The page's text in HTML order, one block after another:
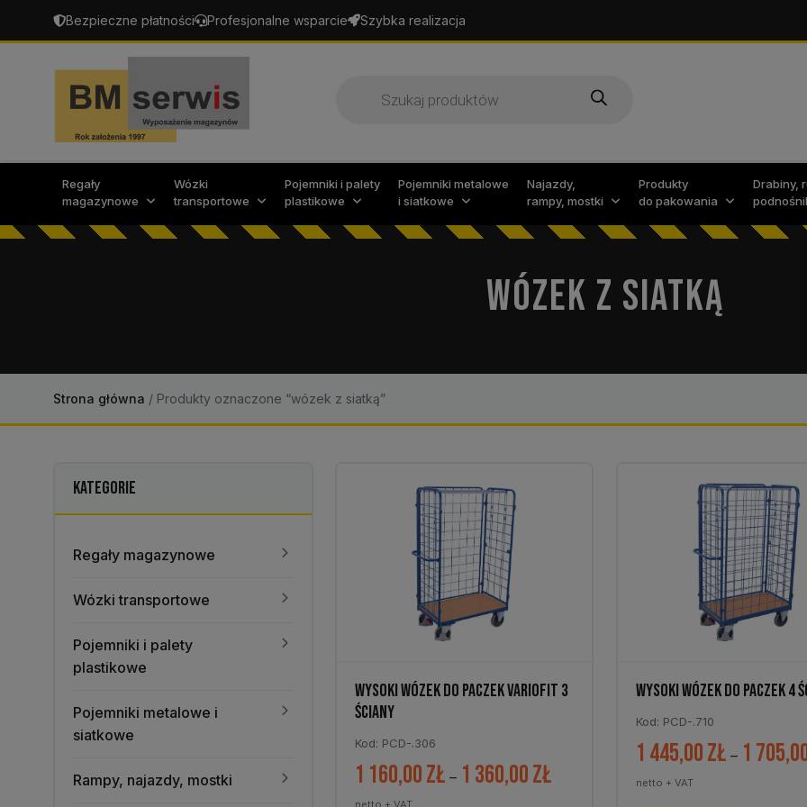
Bezpieczne płatności Profesjonalne wsparcie Szybka realizacja
produktów
Regały
magazynowe
Wózki
transportowe
Pojemniki i palety
plastikowe
Pojemniki metalowe
i siatkowe
Najazdy,
rampy, mostki
Produkty
do pakowania
Drabiny,
WÓZEK Z SIATKĄ
Strona główna / Produkty oznaczone “wózek z siatką”
KATEGORIE
Regały magazynowe
Wózki transportowe
Pojemniki i palety
plastikowe
Pojemniki metalowe i
siatkowe
Rampy, najazdy, mostki
WYSOKI WÓZEK DO PACZEK VARIOFIT 3
ŚCIANY
Kod: PCD-.306
1 160,00zł – 1 360,00zł
netto + VAT
WYSOKI WÓZEK DO PACZEK 4
Kod: PCD-.710
1 445,00zł – 1
netto + VAT